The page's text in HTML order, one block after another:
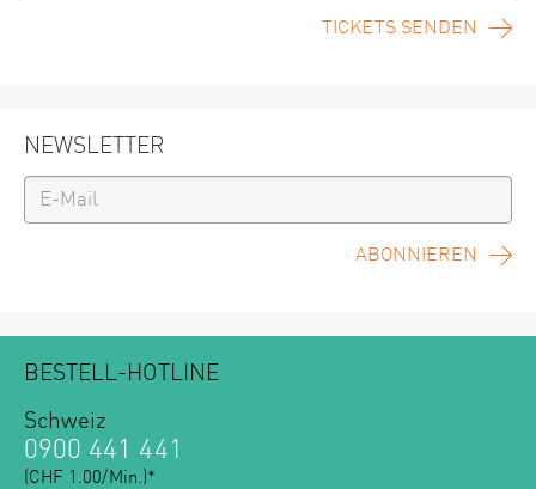
TICKETS SENDEN
NEWSLETTER
ABONNIEREN
BESTELL-HOTLINE
Schweiz
0900 441 441
(CHF 1.00/Min.)*